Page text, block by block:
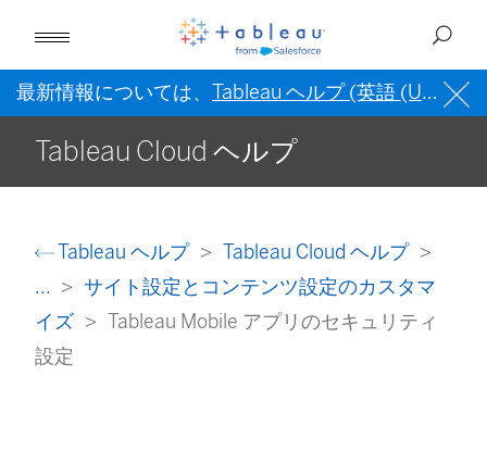
最新情報については、 Tableau ヘルプ (英語 (US)) を
Tableau Cloud ヘルプ
Tableau ヘルプ
Tableau Cloud ヘルプ
...
サイト設定とコンテンツ設定のカスタマ
イズ
Tableau Mobile アプリのセキュリティ
設定